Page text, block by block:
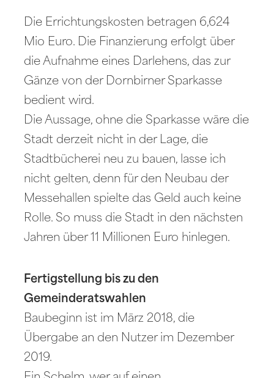
Die Errichtungskosten betragen 6,624
Mio Euro. Die Finanzierung erfolgt über
die Aufnahme eines Darlehens, das zur
Gänze von der Dornbirner Sparkasse
bedient wird.
Die Aussage, ohne die Sparkasse wäre die
Stadt derzeit nicht in der Lage, die
Stadtbücherei neu zu bauen, lasse ich
nicht gelten, denn für den Neubau der
Messehallen spielte das Geld auch keine
Rolle. So muss die Stadt in den nächsten
Jahren über 11 Millionen Euro hinlegen.
Fertigstellung bis zu den
Gemeinderatswahlen
Baubeginn ist im März 2018, die
Übergabe an den Nutzer im Dezember
2019.